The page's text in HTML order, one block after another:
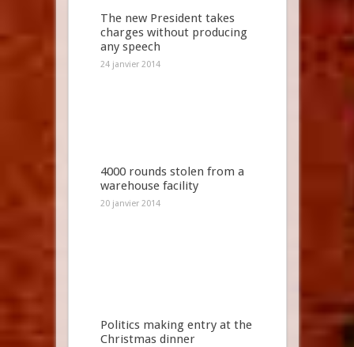
The new President takes
charges without producing
any speech
24 janvier 2014
4000 rounds stolen from a
warehouse facility
20 janvier 2014
Politics making entry at the
Christmas dinner